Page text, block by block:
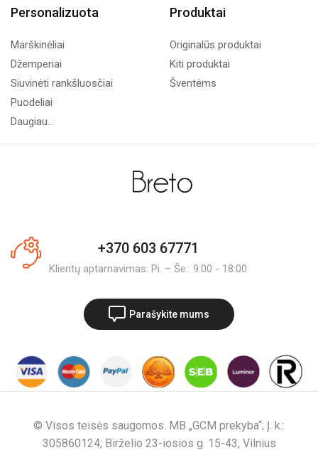
Personalizuota
Marškinėliai
Džemperiai
Siuvinėti rankšluosčiai
Puodeliai
Daugiau...
Produktai
Originalūs produktai
Kiti produktai
Šventėms
+370 603 67771
Klientų aptarnavimas: Pi. – Še.: 9:00 - 18:00
Parašykite mums
© Visos teisės saugomos. MB „GCM prekyba“; Į. k.:
305860124; Birželio 23-iosios g. 15-43, Vilnius